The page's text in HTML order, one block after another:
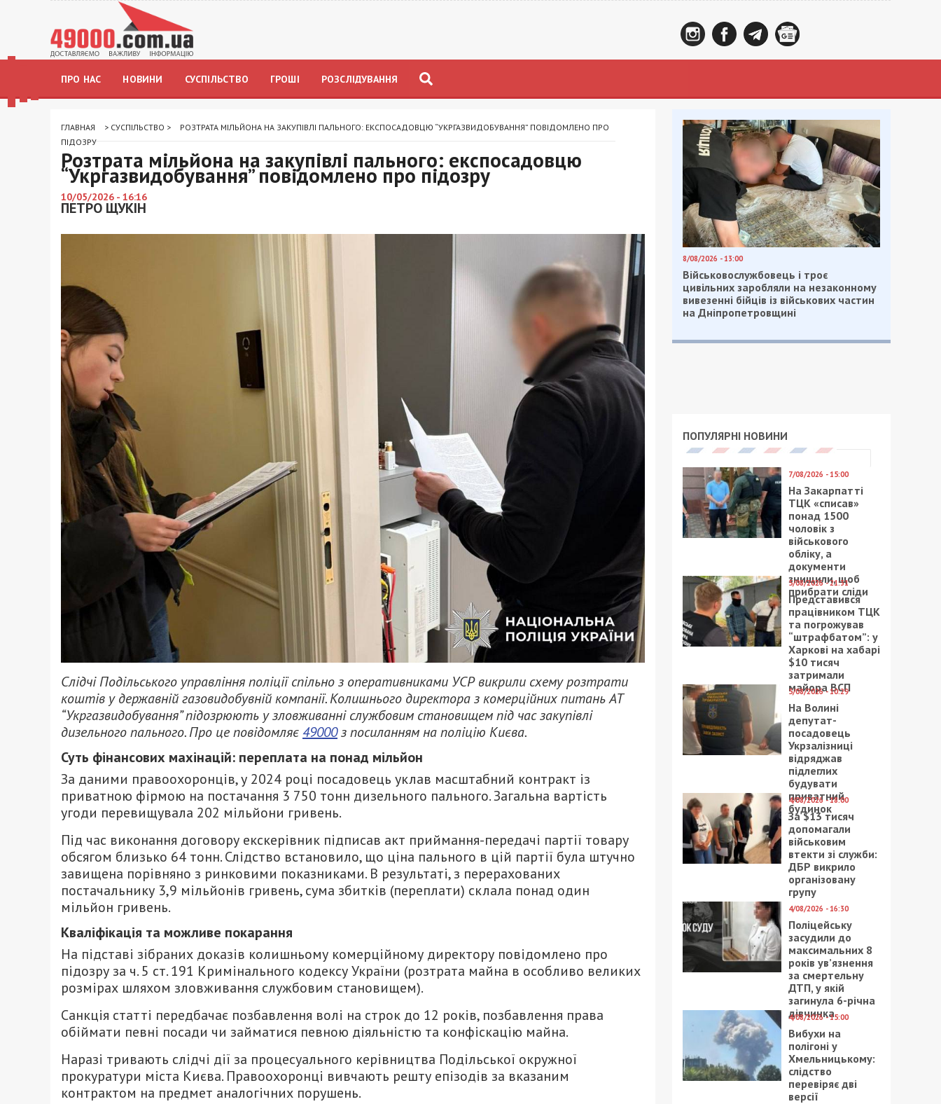
ПРО НАС НОВИНИ СУСПІЛЬСТВО ГРОШІ РОЗСЛІДУВАННЯ
ГЛАВНАЯ > СУСПІЛЬСТВО >
РОЗТРАТА МІЛЬЙОНА НА ЗАКУПІВЛІ ПАЛЬНОГО: ЕКСПОСАДОВЦЮ “УКРГАЗВИДОБУВАННЯ” ПОВІДОМЛЕНО ПРО
ПІДОЗРУ
Розтрата мільйона на закупівлі пального: експосадовцю
“Укргазвидобування” повідомлено про підозру
10/05/2026 - 16:16
ПЕТРО ЩУКІН
Слідчі Подільського управління поліції спільно з оперативниками УСР викрили схему розтрати
коштів у державній газовидобувній компанії. Колишнього директора з комерційних питань АТ
“Укргазвидобування” підозрюють у зловживанні службовим становищем під час закупівлі
дизельного пального. Про це повідомляє49000з посиланням на поліцію Києва.
Суть фінансових махінацій: переплата на понад мільйон
За даними правоохоронців, у 2024 році посадовець уклав масштабний контракт із
приватною фірмою на постачання 3 750 тонн дизельного пального. Загальна вартість
угоди перевищувала 202 мільйони гривень.
Під час виконання договору екскерівник підписав акт приймання-передачі партії товару
обсягом близько 64 тонн. Слідство встановило, що ціна пального в цій партії була штучно
завищена порівняно з ринковими показниками. В результаті, з перерахованих
постачальнику 3,9 мільйонів гривень, сума збитків (переплати) склала понад один
мільйон гривень.
Кваліфікація та можливе покарання
На підставі зібраних доказів колишньому комерційному директору повідомлено про
підозру за ч. 5 ст. 191 Кримінального кодексу України (розтрата майна в особливо великих
розмірах шляхом зловживання службовим становищем).
Санкція статті передбачає позбавлення волі на строк до 12 років, позбавлення права
обіймати певні посади чи займатися певною діяльністю та конфіскацію майна.
Наразі тривають слідчі дії за процесуального керівництва Подільської окружної
прокуратури міста Києва. Правоохоронці вивчають решту епізодів за вказаним
контрактом на предмет аналогічних порушень.
8/08/2026 - 13:00
Військовослужбовець і троє
цивільних заробляли на незаконному
вивезенні бійців із військових частин
на Дніпропетровщині
ПОПУЛЯРНІ НОВИНИ
7/08/2026 - 15:00
На Закарпатті
ТЦК «списав»
понад 1500
чоловік з
військового
обліку, а
документи
знищили, щоб
прибрати сліди
5/08/2026 - 21:31
Представився
працівником ТЦК
та погрожував
“штрафбатом”: у
Харкові на хабарі
$10 тисяч
затримали
майора ВСП
5/08/2026 - 10:29
На Волині
депутат-
посадовець
Укрзалізниці
відряджав
підлеглих
будувати
приватний
будинок
4/08/2026 - 18:00
За $13 тисяч
допомагали
військовим
втекти зі служби:
ДБР викрило
організовану
групу
4/08/2026 - 16:30
Поліцейську
засудили до
максимальних 8
років ув’язнення
за смертельну
ДТП, у якій
загинула 6-річна
дівчинка
4/08/2026 - 15:00
Вибухи на
полігоні у
Хмельницькому:
слідство
перевіряє дві
версії